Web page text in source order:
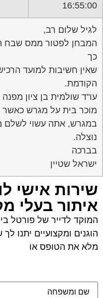
16:55:00
לגיל שלום רב,
כך
שאין חשיבות למועד
הקודמת.
עו"ד שולמית בן ציון
מוכר בית על מגרש כאשר
במגרש, אתה עשוי לשלם
נוצלה.
בברכה
ישראל שטיין
שירות אישי
איתור בעלי
המוקד לדייר של פורטל
הוגנים ומקצועיים יתנו לך
מלא את הטופס אולחץ